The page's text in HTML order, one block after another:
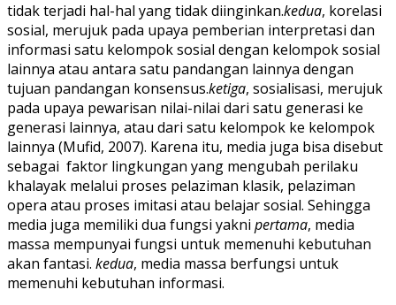
tidak terjadi hal-hal yang tidak diinginkan.kedua, korelasi
sosial, merujuk pada upaya pemberian interpretasi dan
informasi satu kelompok sosial dengan kelompok sosial
lainnya atau antara satu pandangan lainnya dengan
tujuan pandangan konsensus.ketiga, sosialisasi, merujuk
pada upaya pewarisan nilai-nilai dari satu generasi ke
generasi lainnya, atau dari satu kelompok ke kelompok
lainnya (Mufid, 2007). Karena itu, media juga bisa disebut
sebagai faktor lingkungan yang mengubah perilaku
khalayak melalui proses pelaziman klasik, pelaziman
opera atau proses imitasi atau belajar sosial. Sehingga
media juga memiliki dua fungsi yakni pertama, media
massa mempunyai fungsi untuk memenuhi kebutuhan
akan fantasi. kedua, media massa berfungsi untuk
memenuhi kebutuhan informasi.